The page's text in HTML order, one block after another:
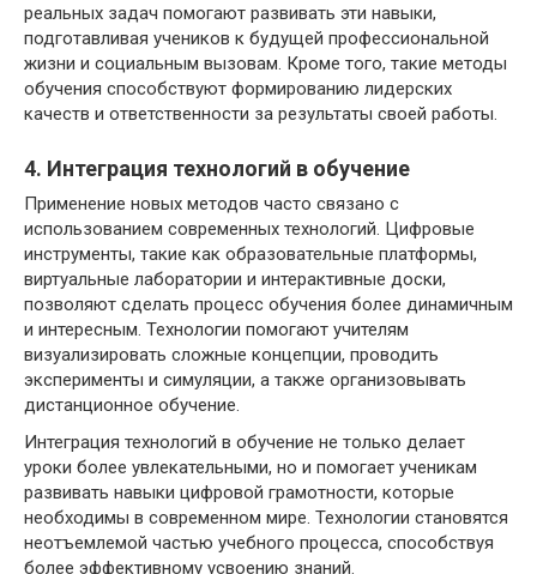
реальных задач помогают развивать эти навыки,
подготавливая учеников к будущей профессиональной
жизни и социальным вызовам. Кроме того, такие методы
обучения способствуют формированию лидерских
качеств и ответственности за результаты своей работы.
4. Интеграция технологий в обучение
Применение новых методов часто связано с
использованием современных технологий. Цифровые
инструменты, такие как образовательные платформы,
виртуальные лаборатории и интерактивные доски,
позволяют сделать процесс обучения более динамичным
и интересным. Технологии помогают учителям
визуализировать сложные концепции, проводить
эксперименты и симуляции, а также организовывать
дистанционное обучение.
Интеграция технологий в обучение не только делает
уроки более увлекательными, но и помогает ученикам
развивать навыки цифровой грамотности, которые
необходимы в современном мире. Технологии становятся
неотъемлемой частью учебного процесса, способствуя
более эффективному усвоению знаний.